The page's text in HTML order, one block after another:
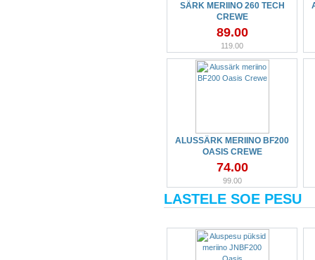
SÄRK MERIINO 260 TECH
CREWE
89.00
119.00
ALUSSÄRK MERIINO BF200
OASIS CREWE
74.00
99.00
LASTELE SOE PESU